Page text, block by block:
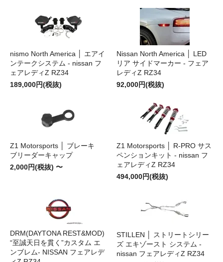
nismo North America │ エアイ
ンテークシステム - nissan フ
ェアレディZ RZ34
189,000円(税抜)
Nissan North America │ LED
リア サイドマーカー - フェア
レディZ RZ34
92,000円(税抜)
Z1 Motorsports │ ブレーキ
ブリーダーキャップ
2,000円(税抜) 〜
Z1 Motorsports │ R-PRO サス
ペンションキット - nissan フ
ェアレディZ RZ34
494,000円(税抜)
DRM(DAYTONA REST&MOD)
“至誠天日を貫く”カスタム エ
ンブレム- NISSAN フェアレデ
STILLEN │ ストリートシリー
ズ エキゾースト システム -
nissan フェアレディZ RZ34